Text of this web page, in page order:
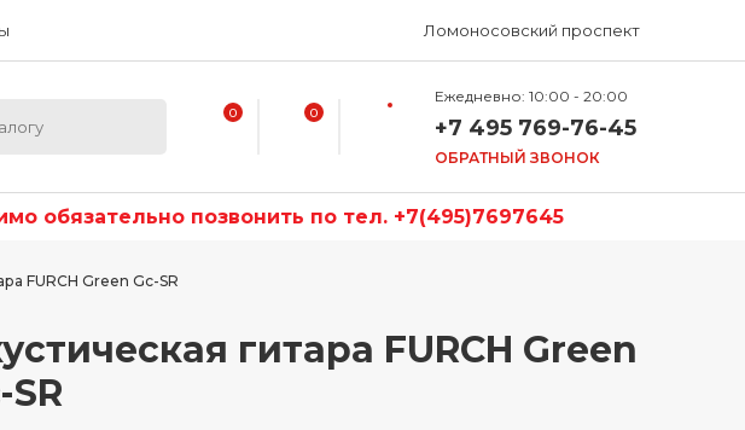
Ломоносовский проспект
0 0
Ежедневно: 10:00 - 20:00
+7 495 769-76-45
ОБРАТНЫЙ ЗВОНОК
обязательно позвонить по тел. +7(495)7697645
FURCH Green Gc-SR
гитара FURCH Green
SR